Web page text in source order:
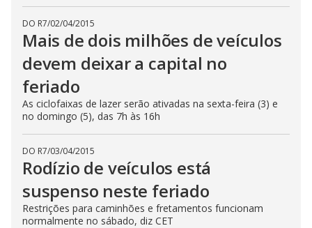
DO R7/02/04/2015
Mais de dois milhões de veículos
devem deixar a capital no
feriado
As ciclofaixas de lazer serão ativadas na sexta-feira (3) e
no domingo (5), das 7h às 16h
DO R7/03/04/2015
Rodízio de veículos está
suspenso neste feriado
Restrições para caminhões e fretamentos funcionam
normalmente no sábado, diz CET